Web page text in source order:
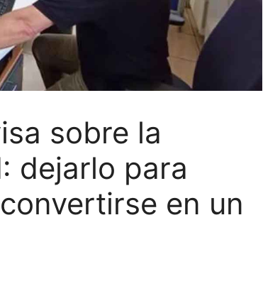
sobre la
dejarlo para
en un